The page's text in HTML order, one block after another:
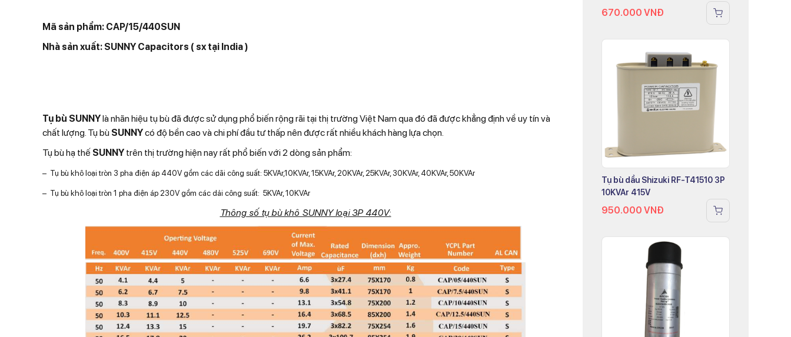
Mã sản phẩm: CAP/15/440SUN
Nhà sản xuất: SUNNY Capacitors ( sx tại India )
Tụ bù SUNNYlà nhãn hiệu tụ bù đã được sử dụng phổ biến rộng rãi tại thị trường Việt Nam qua đó đã được khẳng định về uy tín và
chất lượng. Tụ bù SUNNYcó độ bền cao và chi phí đầu tư thấp nên được rất nhiều khách hàng lựa chọn.
Tụ bù hạ thế SUNNY trên thị trường hiện nay rất phổ biến với 2 dòng sản phẩm:
– Tụ bù khô loại tròn 3 pha điện áp 440V gồm các dãi công suất: 5KVAr,10KVAr, 15KVAr, 20KVAr, 25KVAr, 30KVAr, 40KVAr, 50KVAr
– Tụ bù khô loại tròn 1 pha điện áp 230V gồm các dải công suất: 5KVAr, 10KVAr
Thông số tụ bù khô SUNNY loại 3P 440V:
670.000 VNĐ
Tụ bù dầu Shizuki RF-T41510 3P
10KVAr 415V
950.000 VNĐ